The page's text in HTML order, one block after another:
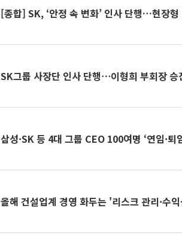
[종합] SK, ‘안정 속 변화’ 인사 단행…현장
SK그룹 사장단 인사 단행⋯이형희 부회장 승
삼성·SK 등 4대 그룹 CEO 100여명 ‘연임·퇴
올해 건설업계 경영 화두는 '리스크 관리·수